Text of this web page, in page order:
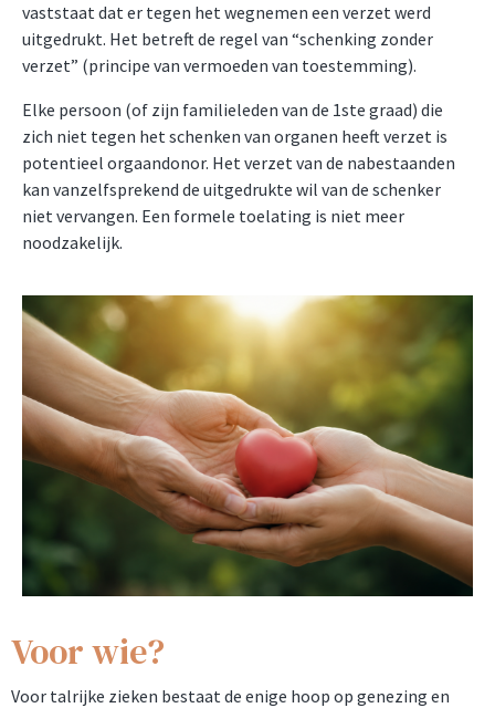
vaststaat dat er tegen het wegnemen een verzet werd
uitgedrukt. Het betreft de regel van “schenking zonder
verzet” (principe van vermoeden van toestemming).
Elke persoon (of zijn familieleden van de 1ste graad) die
zich niet tegen het schenken van organen heeft verzet is
potentieel orgaandonor. Het verzet van de nabestaanden
kan vanzelfsprekend de uitgedrukte wil van de schenker
niet vervangen. Een formele toelating is niet meer
noodzakelijk.
Voor wie?
Voor talrijke zieken bestaat de enige hoop op genezing en